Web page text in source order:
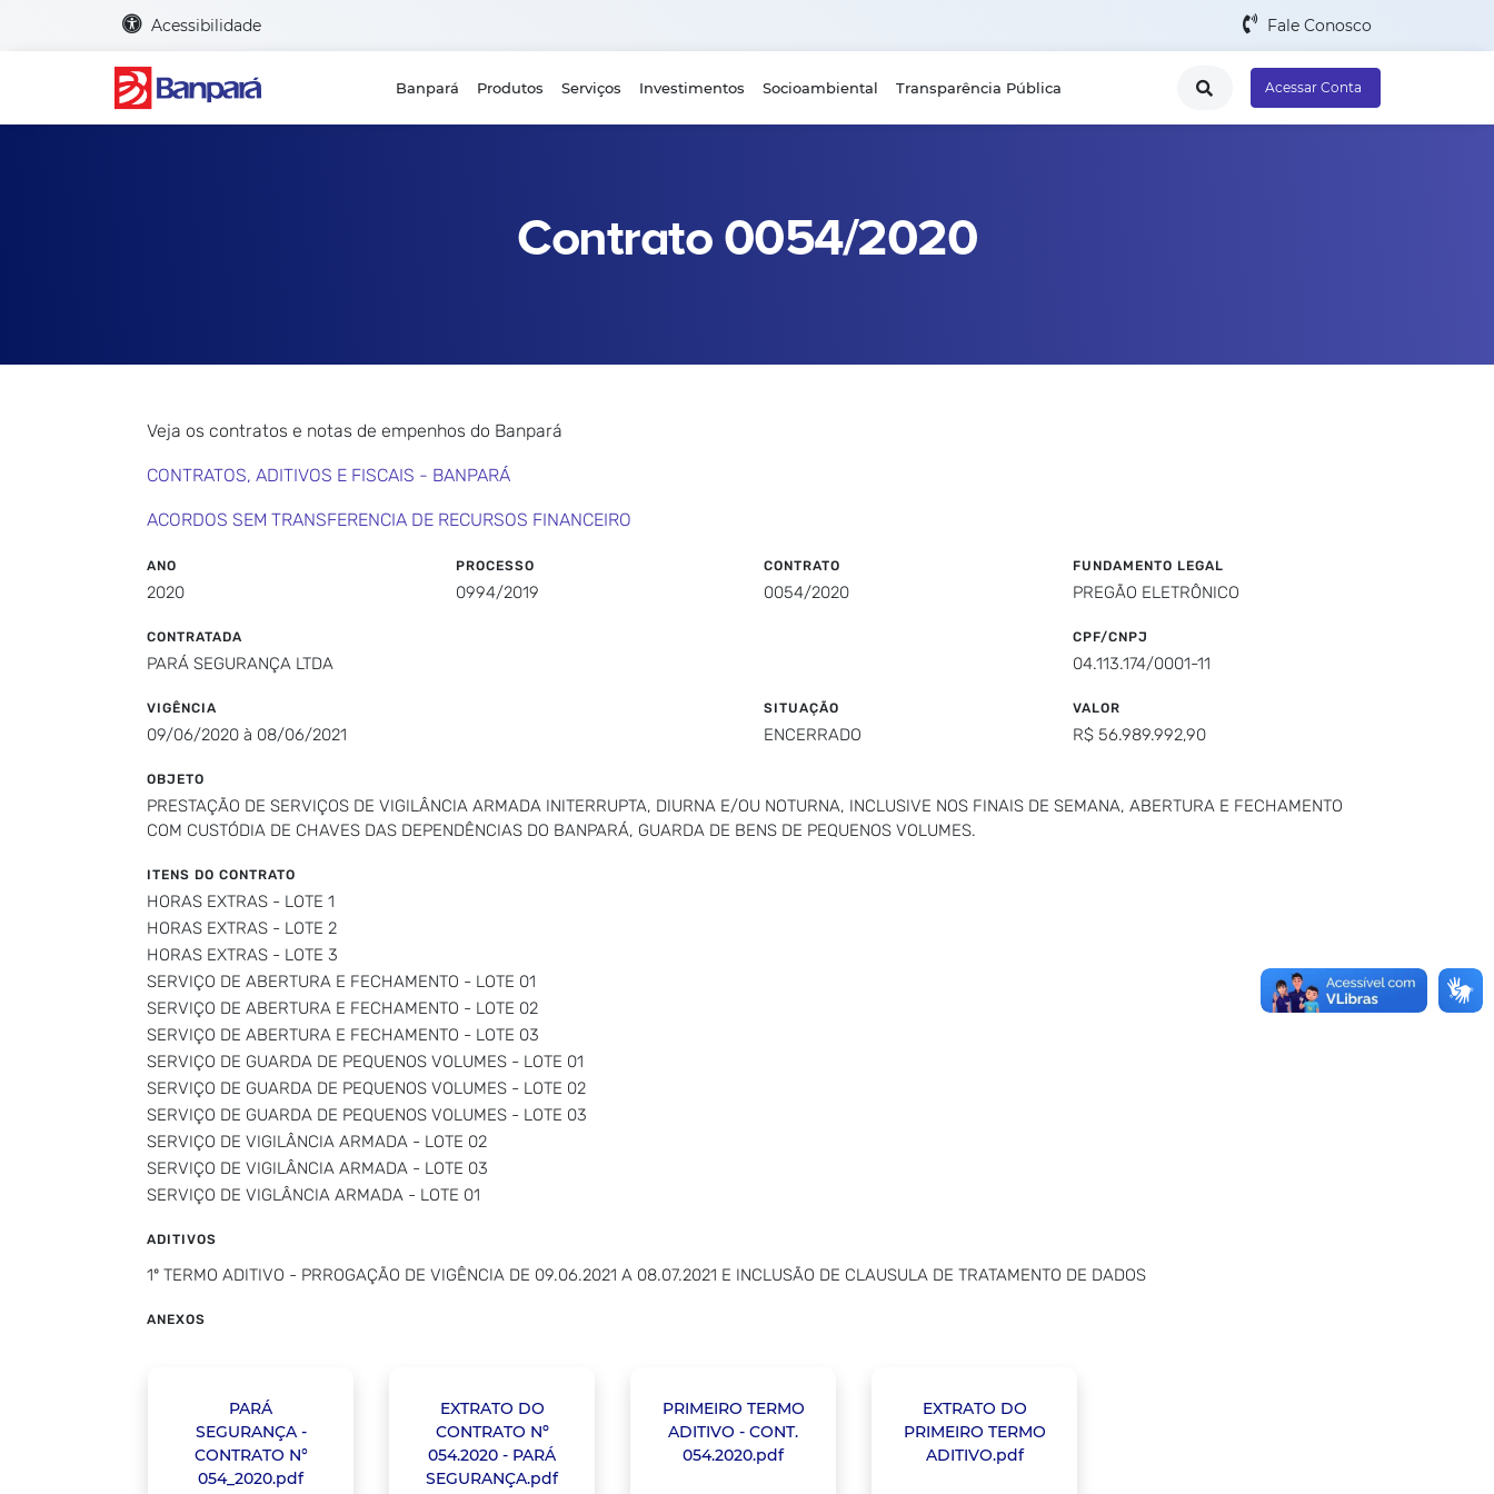
Acessibilidade Fale Conosco
Banpará Produtos Serviços Investimentos Socioambiental Transparência Pública Acessar Conta
Contrato 0054/2020
Veja os contratos e notas de empenhos do Banpará
CONTRATOS, ADITIVOS E FISCAIS - BANPARÁ
ACORDOS SEM TRANSFERENCIA DE RECURSOS FINANCEIRO
ANO
2020
PROCESSO
0994/2019
CONTRATO
0054/2020
FUNDAMENTO LEGAL
PREGÃO ELETRÔNICO
CONTRATADA
PARÁ SEGURANÇA LTDA
CPF/CNPJ
04.113.174/0001-11
VIGÊNCIA
09/06/2020 à 08/06/2021
SITUAÇÃO
ENCERRADO
VALOR
R$ 56.989.992,90
OBJETO
PRESTAÇÃO DE SERVIÇOS DE VIGILÂNCIA ARMADA INITERRUPTA, DIURNA E/OU NOTURNA, INCLUSIVE NOS FINAIS DE SEMANA, ABERTURA E FECHAMENTO
COM CUSTÓDIA DE CHAVES DAS DEPENDÊNCIAS DO BANPARÁ, GUARDA DE BENS DE PEQUENOS VOLUMES.
ITENS DO CONTRATO
HORAS EXTRAS - LOTE 1
HORAS EXTRAS - LOTE 2
HORAS EXTRAS - LOTE 3
SERVIÇO DE ABERTURA E FECHAMENTO - LOTE 01
SERVIÇO DE ABERTURA E FECHAMENTO - LOTE 02
SERVIÇO DE ABERTURA E FECHAMENTO - LOTE 03
SERVIÇO DE GUARDA DE PEQUENOS VOLUMES - LOTE 01
SERVIÇO DE GUARDA DE PEQUENOS VOLUMES - LOTE 02
SERVIÇO DE GUARDA DE PEQUENOS VOLUMES - LOTE 03
SERVIÇO DE VIGILÂNCIA ARMADA - LOTE 02
SERVIÇO DE VIGILÂNCIA ARMADA - LOTE 03
SERVIÇO DE VIGLÂNCIA ARMADA - LOTE 01
ADITIVOS
1º TERMO ADITIVO - PRROGAÇÃO DE VIGÊNCIA DE 09.06.2021 A 08.07.2021 E INCLUSÃO DE CLAUSULA DE TRATAMENTO DE DADOS
ANEXOS
PARÁ
SEGURANÇA -
CONTRATO N°
054_2020.pdf
EXTRATO DO
CONTRATO Nº
054.2020 - PARÁ
SEGURANÇA.pdf
PRIMEIRO TERMO
ADITIVO - CONT.
054.2020.pdf
EXTRATO DO
PRIMEIRO TERMO
ADITIVO.pdf